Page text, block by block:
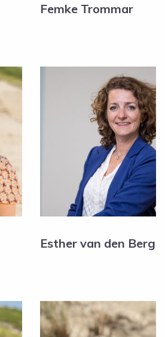
Femke Trommar
Esther van den Berg